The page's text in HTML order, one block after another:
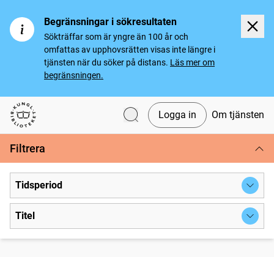
Begränsningar i sökresultaten
Sökträffar som är yngre än 100 år och
omfattas av upphovsrätten visas inte längre i
tjänsten när du söker på distans. Läs mer om
begränsningen.
Svenska tidningar
Logga in Om tjänsten
Filtrera
Tidsperiod
Titel